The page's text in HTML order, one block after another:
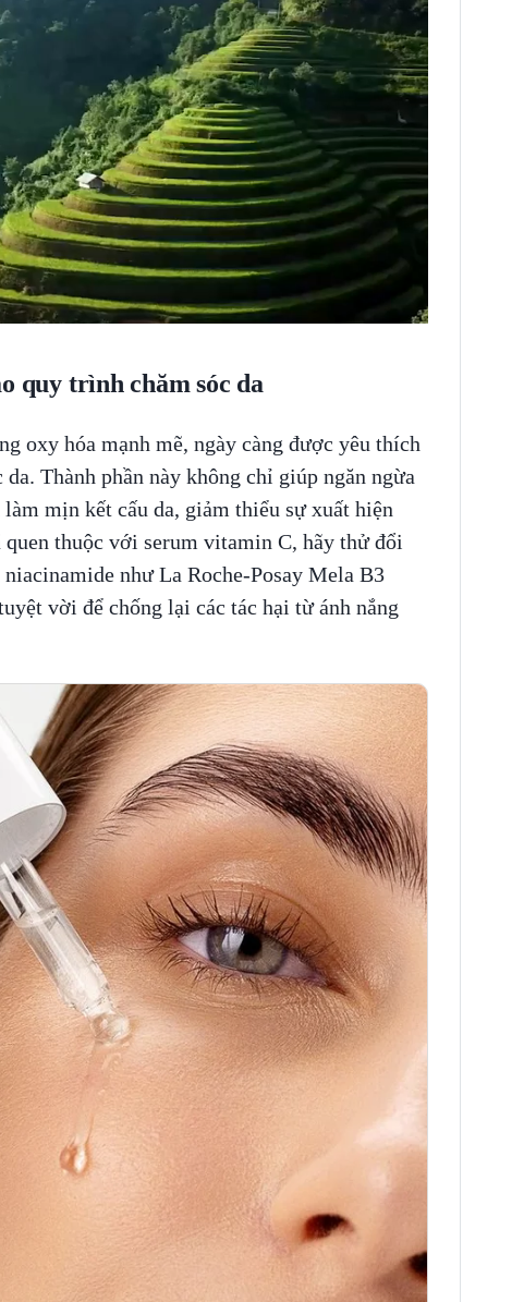
quy trình chăm sóc da
oxy hóa mạnh mẽ, ngày càng được yêu thích
da. Thành phần này không chỉ giúp ngăn ngừa
mịn kết cấu da, giảm thiểu sự xuất hiện
quen thuộc với serum vitamin C, hãy thử đổi
như La Roche-Posay Mela B3
vời để chống lại các tác hại từ ánh nắng